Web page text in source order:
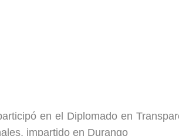
en el Diplomado en
impartido en Durango